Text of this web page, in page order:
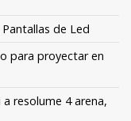
de Led
para proyectar en
resolume 4 arena,